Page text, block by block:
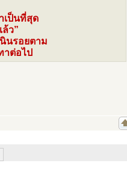
เป็นที่สุด
ว”
นรอยตาม
ต่อไป